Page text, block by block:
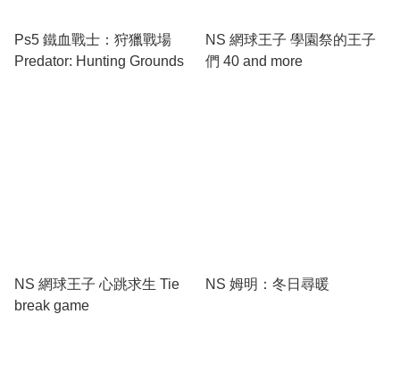
Ps5 鐵血戰士：狩獵戰場
Predator: Hunting Grounds
NS 網球王子 學園祭的王子
們 40 and more
NS 網球王子 心跳求生 Tie
break game
NS 姆明：冬日尋暖